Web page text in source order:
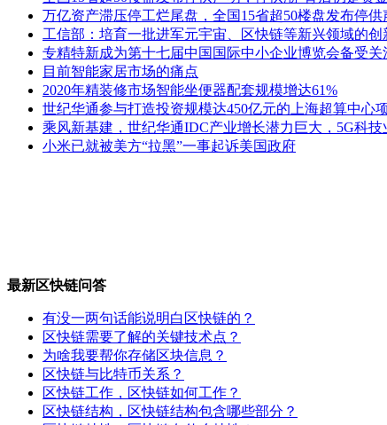
万亿资产滞压停工烂尾盘，全国15省超50楼盘发布停
工信部：培育一批进军元宇宙、区快链等新兴领域的创
专精特新成为第十七届中国国际中小企业博览会备受关
目前智能家居市场的痛点
2020年精装修市场智能坐便器配套规模增达61%
世纪华通参与打造投资规模达450亿元的上海超算中心
乘风新基建，世纪华通IDC产业增长潜力巨大，5G科技
小米已就被美方“拉黑”一事起诉美国政府
最新区快链问答
有没一两句话能说明白区快链的？
区快链需要了解的关键技术点？
为啥我要帮你存储区块信息？
区快链与比特币关系？
区快链工作，区快链如何工作？
区快链结构，区快链结构包含哪些部分？